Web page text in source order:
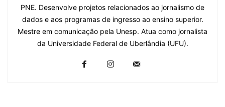
PNE. Desenvolve projetos relacionados ao jornalismo de
dados e aos programas de ingresso ao ensino superior.
Mestre em comunicação pela Unesp. Atua como jornalista
da Universidade Federal de Uberlândia (UFU).